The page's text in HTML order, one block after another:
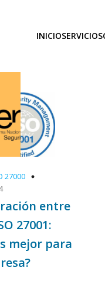
INICIOSERVICIOS
27000
entre
27001:
mejor para